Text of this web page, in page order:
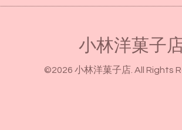
小林洋菓子
©2026 小林洋菓子店. All Rights